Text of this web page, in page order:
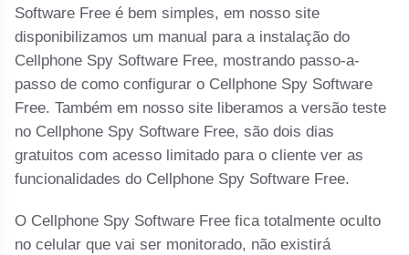
Software Free é bem simples, em nosso site
disponibilizamos um manual para a instalação do
Cellphone Spy Software Free, mostrando passo-a-
passo de como configurar o Cellphone Spy Software
Free. Também em nosso site liberamos a versão teste
no Cellphone Spy Software Free, são dois dias
gratuitos com acesso limitado para o cliente ver as
funcionalidades do Cellphone Spy Software Free.
O Cellphone Spy Software Free fica totalmente oculto
no celular que vai ser monitorado, não existirá